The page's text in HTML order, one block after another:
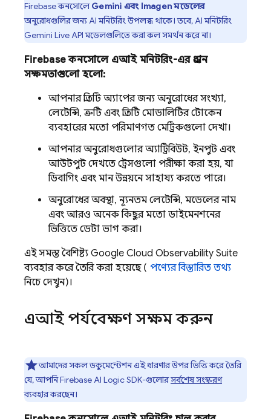
FirebaseকনসোলেGemini এবং Imagenমডেলের
অনুরোধগুলির জন্য AI মনিটরিং উপলব্ধ থাকে। তবে, AI মনিটরিং
Gemini Live APIমডেলগুলিতে করা কল সমর্থন করে না।
Firebaseকনসোলে এআই মনিটরিং-এর প্রধান
সক্ষমতাগুলো হলো:
আপনার প্রতিটি অ্যাপের জন্য অনুরোধের সংখ্যা,
লেটেন্সি, ত্রুটি এবং প্রতিটি মোডালিটির টোকেন
ব্যবহারের মতো পরিমাণগত মেট্রিকগুলো দেখা।
আপনার অনুরোধগুলোর অ্যাট্রিবিউট, ইনপুট এবং
আউটপুট দেখতে ট্রেসগুলো পরীক্ষা করা হয়, যা
ডিবাগিং এবং মান উন্নয়নে সাহায্য করতে পারে।
অনুরোধের অবস্থা, ন্যূনতম লেটেন্সি, মডেলের নাম
এবং আরও অনেক কিছুর মতো ডাইমেনশনের
ভিত্তিতে ডেটা ভাগ করা।
এই সমস্ত বৈশিষ্ট্য Google Cloud Observability Suite
ব্যবহার করে তৈরি করা হয়েছে ( পণ্যের বিস্তারিত তথ্য
নিচে দেখুন)।
এআই পর্যবেক্ষণ সক্ষম করুন
আমাদের সকল ডকুমেন্টেশন এই ধারণার উপর ভিত্তি করে তৈরি
যে, আপনিFirebase AI LogicSDK-গুলোরসর্বশেষ সংস্করণ
ব্যবহার করছেন।